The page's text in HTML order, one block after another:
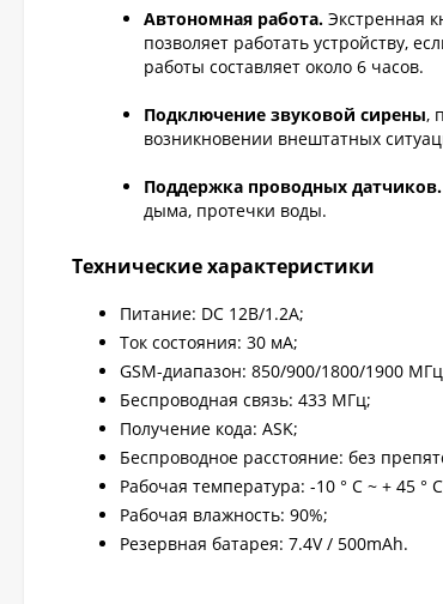
Автономная работа. Экстренная
позволяет работать устройству,
работы составляет около 6 часов.
Подключение звуковой сирены,
возникновении внештатных
Поддержка проводных датчиков.
дыма, протечки воды.
Технические характеристики
Питание: DC 12В/1.2A;
Ток состояния: 30 мА;
GSM-диапазон: 850/900/1800/1900
Беспроводная связь: 433 МГц;
Получение кода: ASK;
Беспроводное расстояние: без
Рабочая температура: -10 ° C ~ + 45 °
Рабочая влажность: 90%;
Резервная батарея: 7.4V / 500mAh.